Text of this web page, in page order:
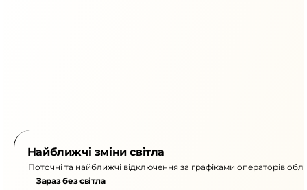
Найближчі зміни світла
Поточні та найближчі відключення за графіками операторів
Зараз без світла